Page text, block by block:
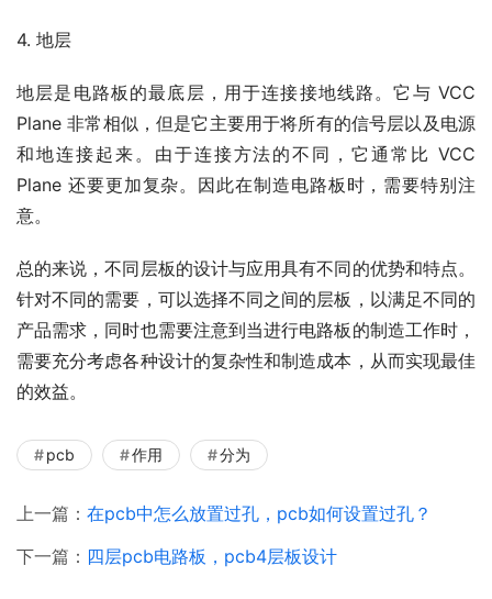
4. 地层
地层是电路板的最底层，用于连接接地线路。它与 VCC
Plane 非常相似，但是它主要用于将所有的信号层以及电源
和地连接起来。由于连接方法的不同，它通常比 VCC
Plane 还要更加复杂。因此在制造电路板时，需要特别注
意。
总的来说，不同层板的设计与应用具有不同的优势和特点。
针对不同的需要，可以选择不同之间的层板，以满足不同的
产品需求，同时也需要注意到当进行电路板的制造工作时，
需要充分考虑各种设计的复杂性和制造成本，从而实现最佳
的效益。
pcb 作用 分为
上一篇： 在pcb中怎么放置过孔，pcb如何设置过孔？
下一篇： 四层pcb电路板，pcb4层板设计